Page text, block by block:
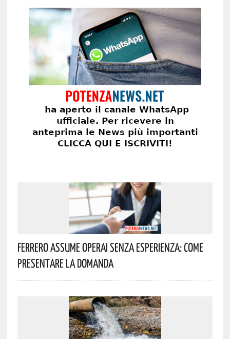
Ferrero Assume Operai Senza Esperienza: Come
Presentare La Domanda